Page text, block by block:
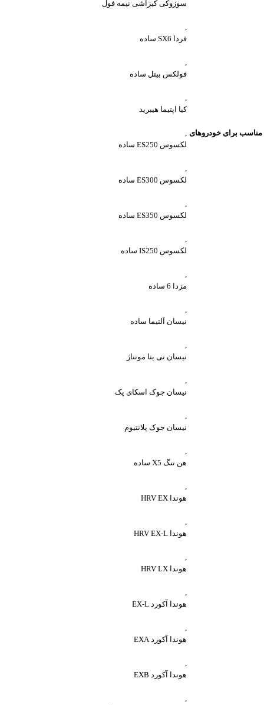
مناسب برای خودروهای
سوزوکی کیزاشی نیمه فول
,
فردا SX6 ساده
,
فولکس بیتل ساده
,
کیا اپتیما هیبرید
,
لکسوس ES250 ساده
,
لکسوس ES300 ساده
,
لکسوس ES350 ساده
,
لکسوس IS250 ساده
,
مزدا 6 ساده
,
نیسان آلتیما ساده
,
نیسان تی ینا مونتاژ
,
نیسان جوک اسکای پک
,
نیسان جوک پلانتیوم
,
هن تنگ X5 ساده
,
هوندا HRV EX
,
هوندا HRV EX-L
,
هوندا HRV LX
,
هوندا آکورد EX-L
,
هوندا آکورد EXA
,
هوندا آکورد EXB
,